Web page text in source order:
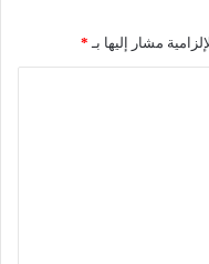
مشار إليها بـ *